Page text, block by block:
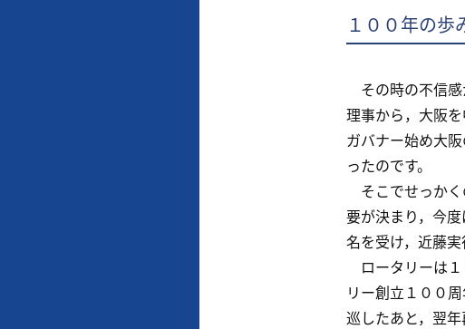
１００年の歩
その時の不信
理事から，大阪
ガバナー始め大
ったのです。
そこでせっか
要が決まり，今
名を受け，近藤
ロータリーは１
リー創立１００
巡したあと，翌